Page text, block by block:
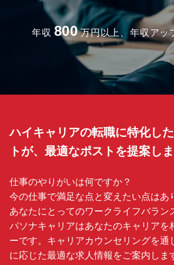
年収 800 万円以上、年収アッ
ハイキャリアの転職に特化し
トが、最適なポストを提案し
仕事のやりがいは何ですか？
今の仕事で満足な点と変えたい点はあ
あなたにとってのワークライフバラン
パソナキャリアはあなたのキャリアを
ーです。キャリアカウンセリングを通
に応じた最適な求人情報をご案内しま